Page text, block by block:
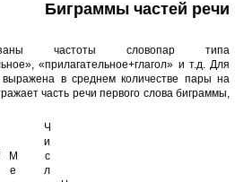
Биграммы частей речи
частоты словопар типа
«прилагательное+глагол» и т.д. Для
выражена в среднем количестве пары на
часть речи первого слова биграммы,
М
е
Ч
и
с
л